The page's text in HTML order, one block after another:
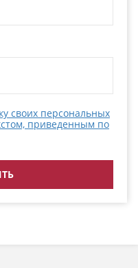
своих персональных
приведенным по